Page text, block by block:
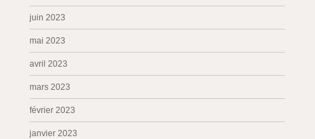
juin 2023
mai 2023
avril 2023
mars 2023
février 2023
janvier 2023